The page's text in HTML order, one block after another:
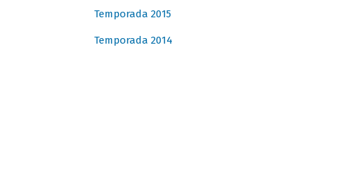
Temporada 2015
Temporada 2014